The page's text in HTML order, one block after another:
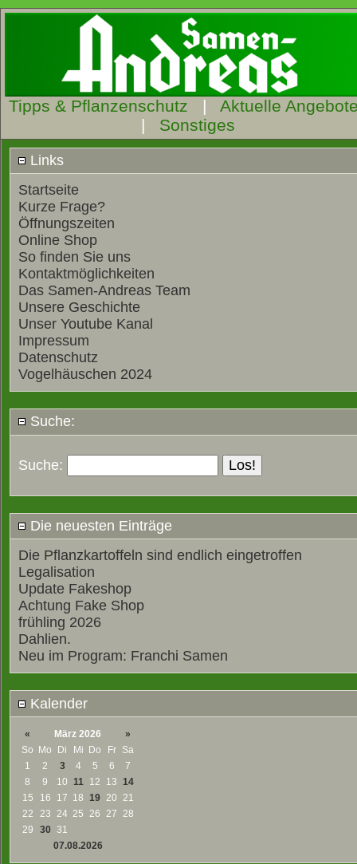
Tipps & Pflanzenschutz | Aktuelle
| Sonstiges
Links
Startseite
Kurze Frage?
Öffnungszeiten
Online Shop
So finden Sie uns
Kontaktmöglichkeiten
Das Samen-Andreas Team
Unsere Geschichte
Unser Youtube Kanal
Impressum
Datenschutz
Vogelhäuschen 2024
Suche:
Suche:
Die neuesten Einträge
Die Pflanzkartoffeln sind endlich eingetroffen
Legalisation
Update Fakeshop
Achtung Fake Shop
frühling 2026
Dahlien.
Neu im Program: Franchi Samen
Kalender
« März 2026
»
So Mo Di Mi Do Fr
Sa
1
2 3 4 5 6
7
8
9 10 11 12 13 14
15
16 17 18 19 20 21
22
23 24 25 26 27 28
29
30 31
07.08.2026